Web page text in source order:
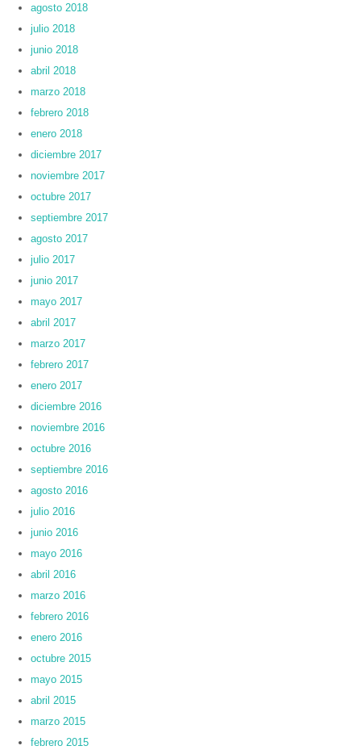
agosto 2018
julio 2018
junio 2018
abril 2018
marzo 2018
febrero 2018
enero 2018
diciembre 2017
noviembre 2017
octubre 2017
septiembre 2017
agosto 2017
julio 2017
junio 2017
mayo 2017
abril 2017
marzo 2017
febrero 2017
enero 2017
diciembre 2016
noviembre 2016
octubre 2016
septiembre 2016
agosto 2016
julio 2016
junio 2016
mayo 2016
abril 2016
marzo 2016
febrero 2016
enero 2016
octubre 2015
mayo 2015
abril 2015
marzo 2015
febrero 2015